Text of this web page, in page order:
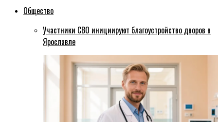
Общество
Участники СВО инициируют благоустройство дворов в
Ярославле